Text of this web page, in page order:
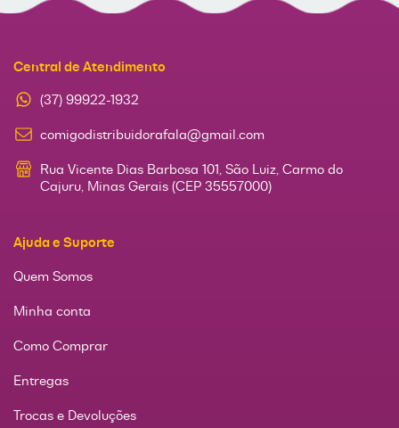
Central de Atendimento
(37) 99922-1932
comigodistribuidorafala@gmail.com
Rua Vicente Dias Barbosa 101, São Luiz, Carmo do
Cajuru, Minas Gerais (CEP 35557000)
Ajuda e Suporte
Quem Somos
Minha conta
Como Comprar
Entregas
Trocas e Devoluções